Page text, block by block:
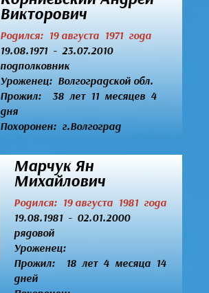
Викторович
Родился: 19 августа 1971 года
19.08.1971 - 23.07.2010
подполковник
Уроженец: Волгоградской обл.
Прожил: 38 лет 11 месяцев 4
дня
Похоронен: г.Волгоград
Марчук Ян
Михайлович
Родился: 19 августа 1981 года
19.08.1981 - 02.01.2000
рядовой
Уроженец:
Прожил: 18 лет 4 месяца 14
дней